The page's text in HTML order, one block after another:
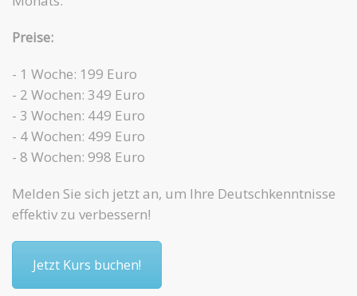
Preise:
- 1 Woche: 199 Euro
- 2 Wochen: 349 Euro
- 3 Wochen: 449 Euro
- 4 Wochen: 499 Euro
- 8 Wochen: 998 Euro
Melden Sie sich jetzt an, um Ihre Deutschkenntnisse
effektiv zu verbessern!
Jetzt Kurs buchen!